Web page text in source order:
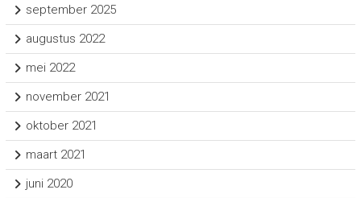
september 2025
augustus 2022
mei 2022
november 2021
oktober 2021
maart 2021
juni 2020